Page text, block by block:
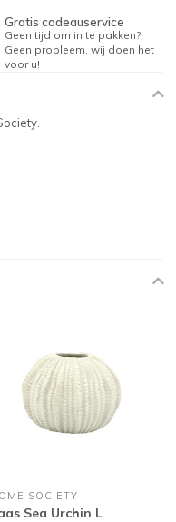
Gratis cadeauservice
Geen tijd om in te pakken?
Geen probleem, wij doen het
voor u!
SOCIETY
Sea Urchin L